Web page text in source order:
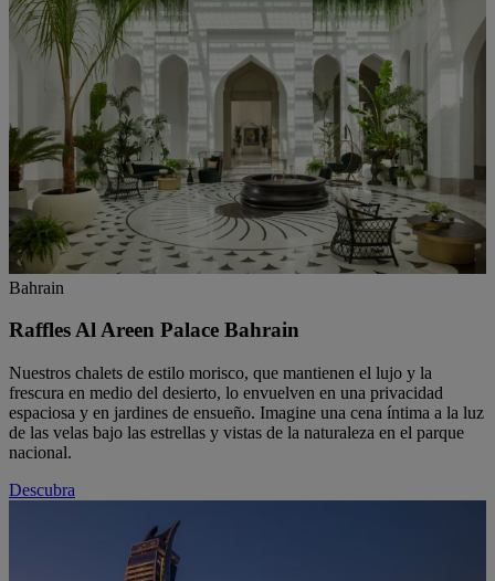
Bahrain
Raffles Al Areen Palace Bahrain
Nuestros chalets de estilo morisco, que mantienen el lujo y la
frescura en medio del desierto, lo envuelven en una privacidad
espaciosa y en jardines de ensueño. Imagine una cena íntima a la luz
de las velas bajo las estrellas y vistas de la naturaleza en el parque
nacional.
Descubra